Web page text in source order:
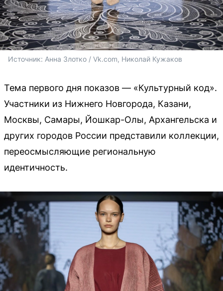
Источник: Анна Злотко / Vk.com, Николай Кужаков
Тема первого дня показов — «Культурный код».
Участники из Нижнего Новгорода, Казани,
Москвы, Самары, Йошкар-Олы, Архангельска и
других городов России представили коллекции,
переосмысляющие региональную
идентичность.